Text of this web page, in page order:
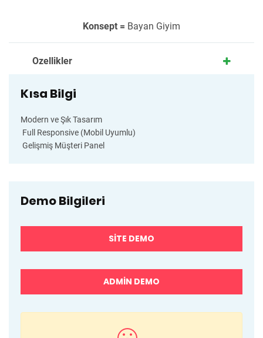
Konsept = Bayan Giyim
Ozellikler
Kısa Bilgi
Modern ve Şık Tasarım
Full Responsive (Mobil Uyumlu)
Gelişmiş Müşteri Panel
Demo Bilgileri
SITE DEMO
ADMIN DEMO